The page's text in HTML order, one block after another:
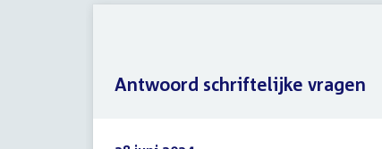
Antwoord schriftelijke vragen